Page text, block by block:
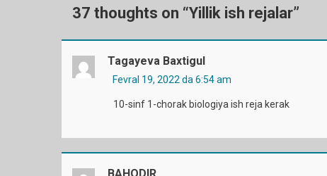
37 thoughts on “Yillik ish rejalar”
Tagayeva Baxtigul
Fevral 19, 2022 da 6:54 am
10-sinf 1-chorak biologiya ish reja kerak